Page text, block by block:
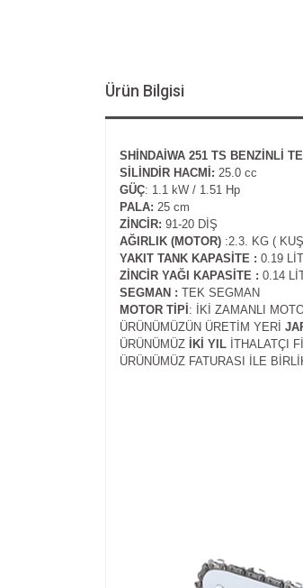
Ürün Bilgisi
SHİNDAİWA 251 TS BENZİNLİ
SİLİNDİR HACMİ: 25.0 cc
GÜÇ: 1.1 kW / 1.51 Hp
PALA: 25 cm
ZİNCİR: 91-20 DİŞ
AĞIRLIK (MOTOR) :2.3. KG (
YAKIT TANK KAPASİTE : 0.19
ZİNCİR YAĞI KAPASİTE : 0.14
SEGMAN : TEK SEGMAN
MOTOR TİPİ : İKİ ZAMANLI
ÜRÜNÜMÜZÜN ÜRETİM YERİ
ÜRÜNÜMÜZ
İKİ YIL İTHALATÇI
ÜRÜNÜMÜZ FATURASI İLE